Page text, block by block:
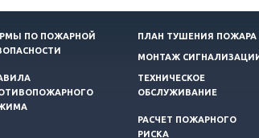
ПО ПОЖАРНОЙ
ПЛАН ТУШЕНИЯ ПОЖАРА
МОНТАЖ
ТЕХНИЧЕСКОЕ
ОБСЛУЖИВАНИЕ
РАСЧЕТ ПОЖАРНОГО
РИСКА